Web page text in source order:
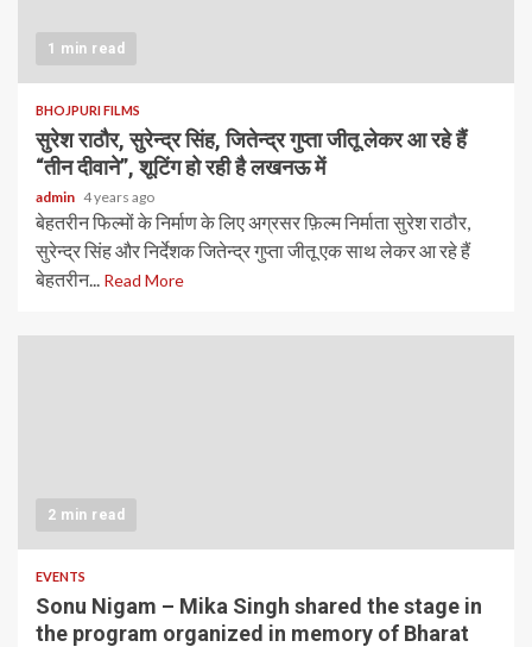
1 min read
BHOJPURI FILMS
सुरेश राठौर, सुरेन्द्र सिंह, जितेन्द्र गुप्ता जीतू लेकर आ रहे हैं
“तीन दीवाने”, शूटिंग हो रही है लखनऊ में
admin 4 years ago
बेहतरीन फिल्मों के निर्माण के लिए अग्रसर फ़िल्म निर्माता सुरेश राठौर,
सुरेन्द्र सिंह और निर्देशक जितेन्द्र गुप्ता जीतू एक साथ लेकर आ रहे हैं
बेहतरीन... Read More
2 min read
EVENTS
Sonu Nigam – Mika Singh shared the stage in
the program organized in memory of Bharat